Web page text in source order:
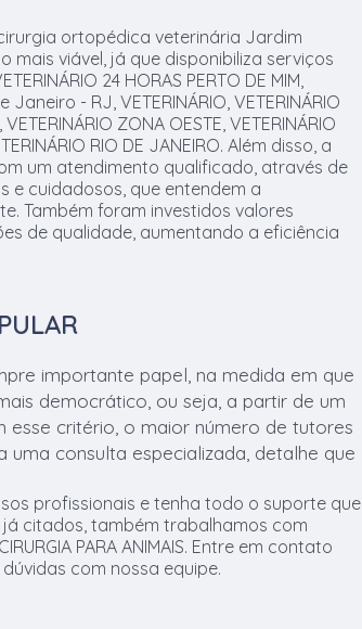
ortopédica veterinária Jardim
mais viável, já que disponibiliza serviços
24 HORAS PERTO DE MIM,
Janeiro - RJ, VETERINÁRIO, VETERINÁRIO
VETERINÁRIO ZONA OESTE, VETERINÁRIO
RIO DE JANEIRO. Além disso, a
um atendimento qualificado, através de
e cuidadosos, que entendem a
Também foram investidos valores
de qualidade, aumentando a eficiência
importante papel, na medida em que
democrático, ou seja, a partir de um
esse critério, o maior número de tutores
uma consulta especializada, detalhe que
profissionais e tenha todo o suporte que
já citados, também trabalhamos com
PARA ANIMAIS. Entre em contato
com nossa equipe.